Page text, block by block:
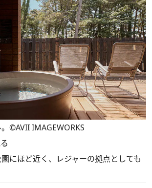
©AVII IMAGEWORKS
にほど近く、レジャーの拠点としても